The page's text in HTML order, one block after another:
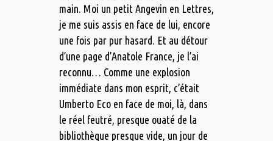
main. Moi un petit Angevin en Lettres,
je me suis assis en face de lui, encore
une fois par pur hasard. Et au détour
d’une page d’Anatole France, je l’ai
reconnu… Comme une explosion
immédiate dans mon esprit, c’était
Umberto Eco en face de moi, là, dans
le réel feutré, presque ouaté de la
bibliothèque presque vide, un jour de